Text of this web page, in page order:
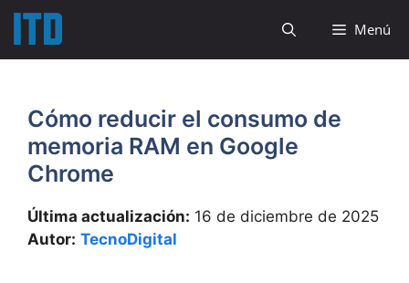
Saltar
contenido
Menú
Cómo reducir el consumo de
memoria RAM en Google
Chrome
Última actualización: 16 de diciembre de 2025
Autor: TecnoDigital